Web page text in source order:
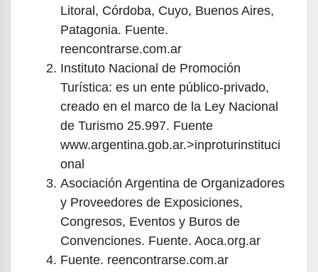
Litoral, Córdoba, Cuyo, Buenos Aires,
Patagonia. Fuente.
reencontrarse.com.ar
Instituto Nacional de Promoción
Turística: es un ente público-privado,
creado en el marco de la Ley Nacional
de Turismo 25.997. Fuente
www.argentina.gob.ar.>inproturinstituci
onal
Asociación Argentina de Organizadores
y Proveedores de Exposiciones,
Congresos, Eventos y Buros de
Convenciones. Fuente. Aoca.org.ar
Fuente. reencontrarse.com.ar